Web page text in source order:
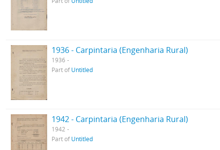
1936 - Carpintaria (Engenharia Rural)
1936
Part ofUntitled
1942 - Carpintaria (Engenharia Rural)
1942
Part ofUntitled